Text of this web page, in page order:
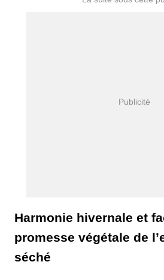
Harmonie hivernale et
promesse végétale de
séché